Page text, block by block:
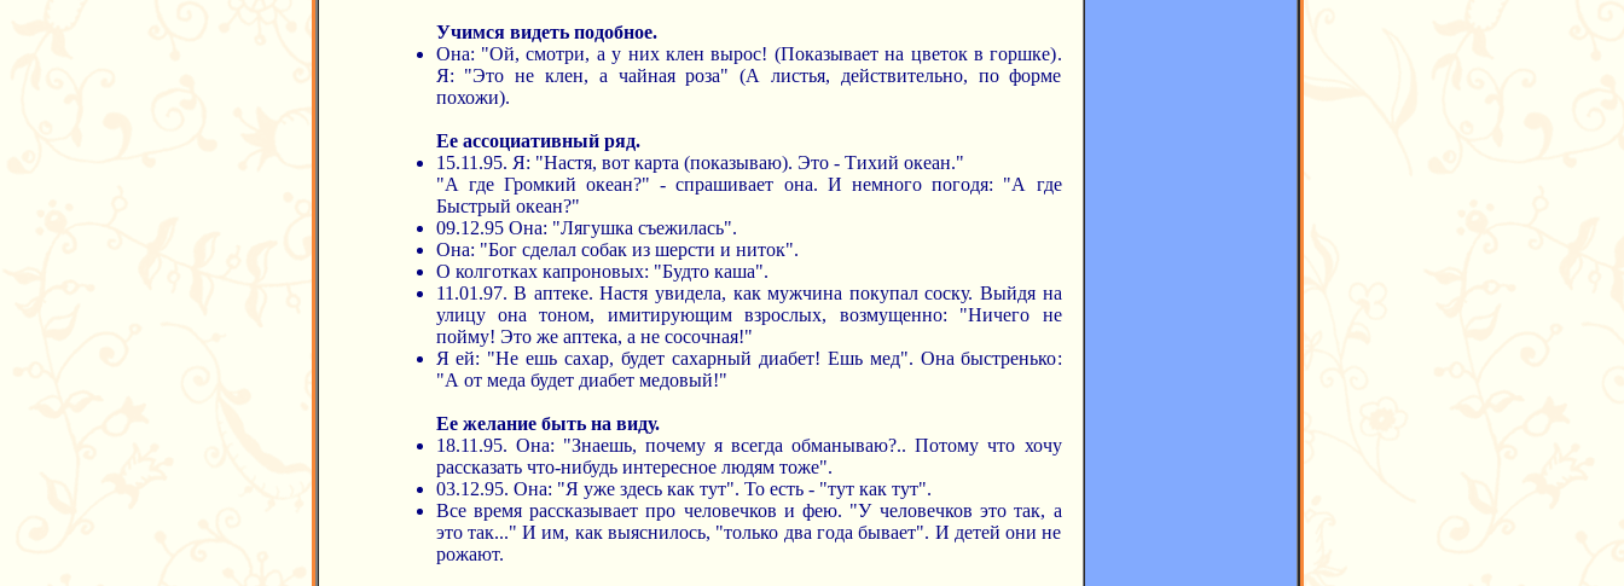
Учимся видеть подобное.
Она: "Ой, смотри, а у них клен вырос! (Показывает на цветок в горшке).
Я: "Это не клен, а чайная роза" (А листья, действительно, по форме
похожи).
Ее ассоциативный ряд.
15.11.95. Я: "Настя, вот карта (показываю). Это - Тихий океан."
"А где Громкий океан?" - спрашивает она. И немного погодя: "А где
Быстрый океан?"
09.12.95 Она: "Лягушка съежилась".
Она: "Бог сделал собак из шерсти и ниток".
О колготках капроновых: "Будто каша".
11.01.97. В аптеке. Настя увидела, как мужчина покупал соску. Выйдя на
улицу она тоном, имитирующим взрослых, возмущенно: "Ничего не
пойму! Это же аптека, а не сосочная!"
Я ей: "Не ешь сахар, будет сахарный диабет! Ешь мед". Она быстренько:
"А от меда будет диабет медовый!"
Ее желание быть на виду.
18.11.95. Она: "Знаешь, почему я всегда обманываю?.. Потому что хочу
рассказать что-нибудь интересное людям тоже".
03.12.95. Она: "Я уже здесь как тут". То есть - "тут как тут".
Все время рассказывает про человечков и фею. "У человечков это так, а
это так..." И им, как выяснилось, "только два года бывает". И детей они не
рожают.